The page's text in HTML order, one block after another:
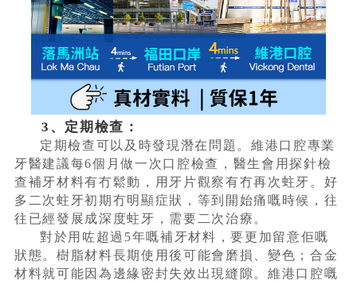
3、定期檢查：
定期檢查可以及時發現潛在問題。維港口腔專業
牙醫建議每6個月做一次口腔檢查，醫生會用探針檢
查補牙材料有冇鬆動，用牙片觀察有冇再次蛀牙。好
多二次蛀牙初期冇明顯症狀，等到開始痛嘅時候，往
往已經發展成深度蛀牙，需要二次治療。
對於用咗超過5年嘅補牙材料，要更加留意佢嘅
狀態。樹脂材料長期使用後可能會磨損、變色；合金
材料就可能因為邊緣密封失效出現縫隙。維港口腔嘅